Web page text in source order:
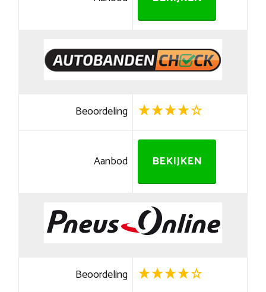
Beoordeling
Aanbod BEKIJKEN
Beoordeling